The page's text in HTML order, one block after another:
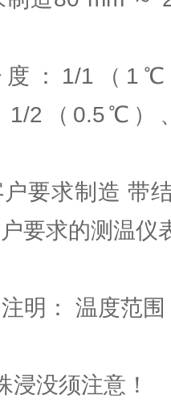
度：1/1（
2（0.5℃）
要求制造 带
要求的测温仪
明： 温度范
浸没须注意！